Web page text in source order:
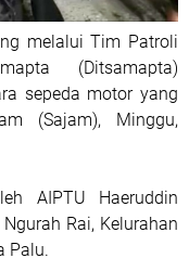
melalui Tim Patroli
(Ditsamapta)
sepeda motor yang
(Sajam), Minggu,
AIPTU Haeruddin
Rai, Kelurahan
Palu.